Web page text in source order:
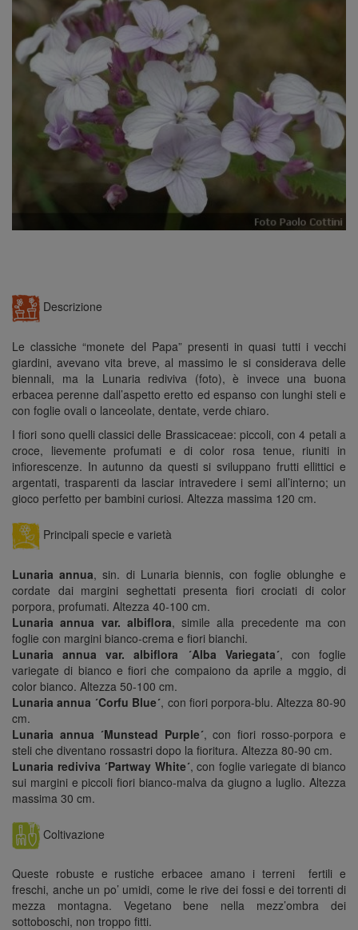
n
Descrizione
Le classiche “monete del Papa” presenti in quasi tutti i vecchi
giardini, avevano vita breve, al massimo le si considerava delle
biennali, ma la Lunaria rediviva (foto), è invece una buona
erbacea perenne dall’aspetto eretto ed espanso con lunghi steli e
con foglie ovali o lanceolate, dentate, verde chiaro.
I fiori sono quelli classici delle Brassicaceae: piccoli, con 4 petali a
croce, lievemente profumati e di color rosa tenue, riuniti in
infiorescenze. In autunno da questi si sviluppano frutti ellittici e
argentati, trasparenti da lasciar intravedere i semi all’interno; un
gioco perfetto per bambini curiosi. Altezza massima 120 cm.
Principali specie e varietà
Lunaria annua, sin. di Lunaria biennis, con foglie oblunghe e
cordate dai margini seghettati presenta fiori crociati di color
porpora, profumati. Altezza 40-100 cm.
Lunaria annua var. albiflora, simile alla precedente ma con
foglie con margini bianco-crema e fiori bianchi.
Lunaria annua var. albiflora ´Alba Variegata´, con foglie
variegate di bianco e fiori che compaiono da aprile a mggio, di
color bianco. Altezza 50-100 cm.
Lunaria annua ´Corfu Blue´, con fiori porpora-blu. Altezza 80-90
cm.
Lunaria annua ´Munstead Purple´, con fiori rosso-porpora e
steli che diventano rossastri dopo la fioritura. Altezza 80-90 cm.
Lunaria rediviva ´Partway White´, con foglie variegate di bianco
sui margini e piccoli fiori bianco-malva da giugno a luglio. Altezza
massima 30 cm.
Coltivazione
Queste robuste e rustiche erbacee amano i terreni fertili e
freschi, anche un po’ umidi, come le rive dei fossi e dei torrenti di
mezza montagna. Vegetano bene nella mezz’ombra dei
sottoboschi, non troppo fitti.